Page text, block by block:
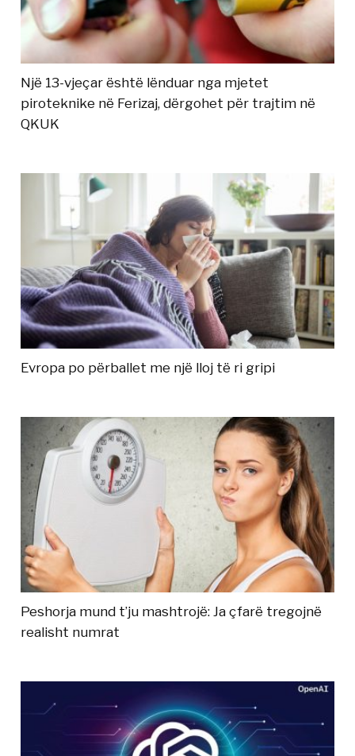
Një 13-vjeçar është lënduar nga mjetet
piroteknike në Ferizaj, dërgohet për trajtim në
QKUK
Evropa po përballet me një lloj të ri gripi
Peshorja mund t’ju mashtrojë: Ja çfarë tregojnë
realisht numrat